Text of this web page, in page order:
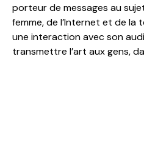
porteur de messages au
femme, de l’Internet et de la
une interaction avec son
transmettre l’art aux gens,